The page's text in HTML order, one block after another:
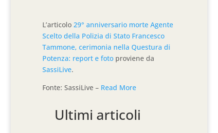
L’articolo29° anniversario morte Agente
Scelto della Polizia di Stato Francesco
Tammone, cerimonia nella Questura di
Potenza: report e foto proviene da
SassiLive.
Fonte: SassiLive – Read More
Ultimi articoli